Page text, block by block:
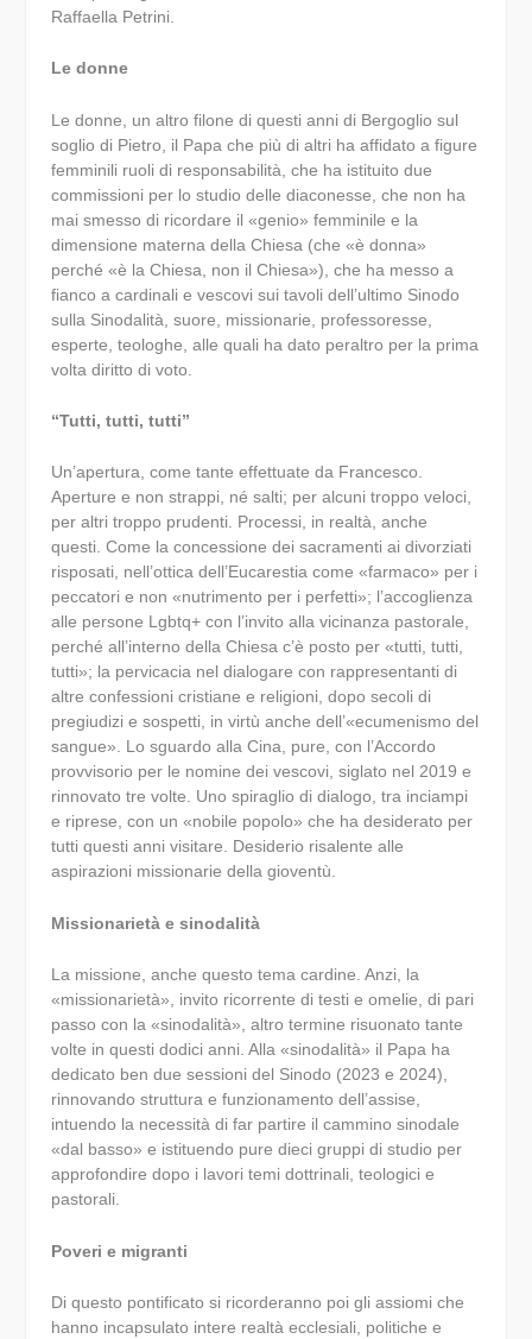
Raffaella Petrini.
Le donne
Le donne, un altro filone di questi anni di Bergoglio sul
soglio di Pietro, il Papa che più di altri ha affidato a figure
femminili ruoli di responsabilità, che ha istituito due
commissioni per lo studio delle diaconesse, che non ha
mai smesso di ricordare il «genio» femminile e la
dimensione materna della Chiesa (che «è donna»
perché «è la Chiesa, non il Chiesa»), che ha messo a
fianco a cardinali e vescovi sui tavoli dell’ultimo Sinodo
sulla Sinodalità, suore, missionarie, professoresse,
esperte, teologhe, alle quali ha dato peraltro per la prima
volta diritto di voto.
“Tutti, tutti, tutti”
Un’apertura, come tante effettuate da Francesco.
Aperture e non strappi, né salti; per alcuni troppo veloci,
per altri troppo prudenti. Processi, in realtà, anche
questi. Come la concessione dei sacramenti ai divorziati
risposati, nell’ottica dell’Eucarestia come «farmaco» per i
peccatori e non «nutrimento per i perfetti»; l’accoglienza
alle persone Lgbtq+ con l’invito alla vicinanza pastorale,
perché all’interno della Chiesa c’è posto per «tutti, tutti,
tutti»; la pervicacia nel dialogare con rappresentanti di
altre confessioni cristiane e religioni, dopo secoli di
pregiudizi e sospetti, in virtù anche dell’«ecumenismo del
sangue». Lo sguardo alla Cina, pure, con l’Accordo
provvisorio per le nomine dei vescovi, siglato nel 2019 e
rinnovato tre volte. Uno spiraglio di dialogo, tra inciampi
e riprese, con un «nobile popolo» che ha desiderato per
tutti questi anni visitare. Desiderio risalente alle
aspirazioni missionarie della gioventù.
Missionarietà e sinodalità
La missione, anche questo tema cardine. Anzi, la
«missionarietà», invito ricorrente di testi e omelie, di pari
passo con la «sinodalità», altro termine risuonato tante
volte in questi dodici anni. Alla «sinodalità» il Papa ha
dedicato ben due sessioni del Sinodo (2023 e 2024),
rinnovando struttura e funzionamento dell’assise,
intuendo la necessità di far partire il cammino sinodale
«dal basso» e istituendo pure dieci gruppi di studio per
approfondire dopo i lavori temi dottrinali, teologici e
pastorali.
Poveri e migranti
Di questo pontificato si ricorderanno poi gli assiomi che
hanno incapsulato intere realtà ecclesiali, politiche e